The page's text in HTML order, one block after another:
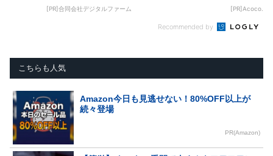
[PR]合同会社デジタルファーム [PR]Acoco.
Recommended by
こちらも人気
Amazon今日も見逃せない！80%OFF以上が
続々登場
PR(Amazon)